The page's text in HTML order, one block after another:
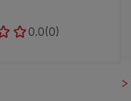
0.0(0)